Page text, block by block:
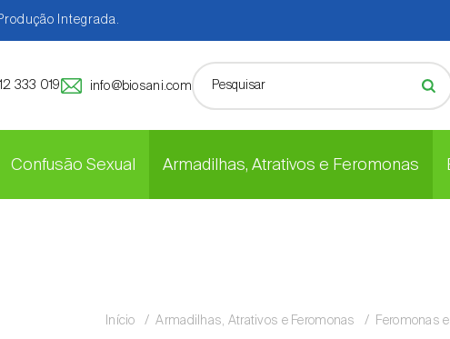
Integrada.
333 019 info@biosani.com
Confusão Sexual Armadilhas, Atrativos e Feromonas
Início Armadilhas, Atrativos e Feromonas Feromonas